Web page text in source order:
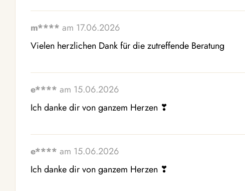
m**** am 17.06.2026
Vielen herzlichen Dank für die zutreffende Beratung
e**** am 15.06.2026
Ich danke dir von ganzem Herzen ❣ ️
e**** am 15.06.2026
Ich danke dir von ganzem Herzen ❣ ️